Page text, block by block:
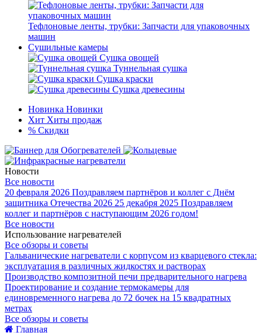
Тефлоновые ленты, трубки: Запчасти для упаковочных
машин
Сушильные камеры
Сушка овощей
Туннельная сушка
Сушка краски
Сушка древесины
Новинка Новинки
Хит Хиты продаж
% Скидки
Новости
Все новости
20 февраля 2026 Поздравляем партнёров и коллег с Днём
защитника Отечества 2026 25 декабря 2025 Поздравляем
коллег и партнёров с наступающим 2026 годом!
Все новости
Использование нагревателей
Все обзоры и советы
Гальванические нагреватели с корпусом из кварцевого стекла:
эксплуатация в различных жидкостях и растворах
Производство композитной печи предварительного нагрева
Проектирование и создание термокамеры для
единовременного нагрева до 72 бочек на 15 квадратных
метрах
Все обзоры и советы
Главная